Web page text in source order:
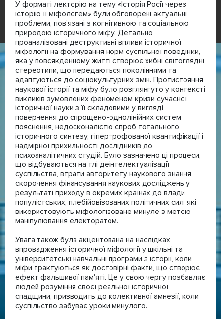
У форматі лекторію на тему «Історія Росії через
історію її міфологем» були обговорені актуальні
проблеми, пов'язані з когнітивною та соціальною
природою історичного міфу. Детально
проаналізовані деструктивні впливи історичної
міфології на формування норм суспільної поведінки,
яка у повсякденному житті створює хибні світоглядні
стереотипи, що передаються поколіннями та
адаптуються до соціокультурних змін. Протистояння
наукової історії та міфу було розглянгуто у контексті
викликів зумовлених феноменом кризи сучасної
історичної науки з її складовими у вигляді
повернення до спрощено-однолінійних систем
пояснення, недосконалістю спроб тотального
історичного синтезу, гіпертрофованої квантифікації і
надмірної прихильності дослідників до
психоаналітичних студій. Було зазначено ці процеси,
що відбуваються на тлі деінтелектуалізації
суспільства, втрати авторитету наукового знання,
скорочення фінансування наукових досліджень у
результаті приходу в окремих країнах до влади
популістських, плебійовізованих політичних сил, які
використовують міфологізоване минуле з метою
маніпулювання електоратом.
Увага також була акцентована на наслідках
впровадження історичної міфології у шкільні та
університетські навчальні програми з історії, коли
міфи трактуються як достовірні факти, що створює
ефект фальшивої пам'яті. Це у свою чергу позбавляє
людей розуміння своєї реальної історичної
спадщини, призводить до колективної амнезії, коли
суспільство забуває уроки минулого.